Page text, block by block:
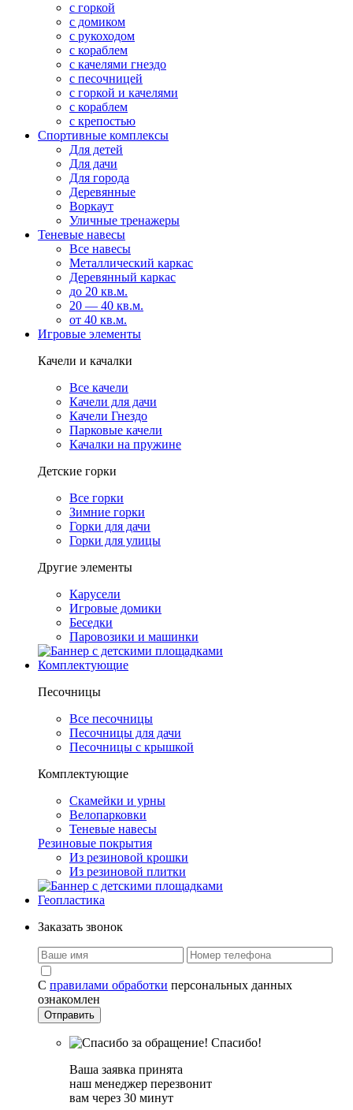
с горкой
с домиком
с рукоходом
с кораблем
с качелями гнездо
с песочницей
с горкой и качелями
с кораблем
с крепостью
Спортивные комплексы
Для детей
Для дачи
Для города
Деревянные
Воркаут
Уличные тренажеры
Теневые навесы
Все навесы
Металлический каркас
Деревянный каркас
до 20 кв.м.
20 — 40 кв.м.
от 40 кв.м.
Игровые элементы
Качели и качалки
Все качели
Качели для дачи
Качели Гнездо
Парковые качели
Качалки на пружине
Детские горки
Все горки
Зимние горки
Горки для дачи
Горки для улицы
Другие элементы
Карусели
Игровые домики
Беседки
Паровозики и машинки
Комплектующие
Песочницы
Все песочницы
Песочницы для дачи
Песочницы с крышкой
Комплектующие
Скамейки и урны
Велопарковки
Теневые навесы
Резиновые покрытия
Из резиновой крошки
Из резиновой плитки
Геопластика
Заказать звонок
С правилами обработки персональных данных
ознакомлен
Спасибо!
Ваша заявка принята
наш менеджер перезвонит
вам через 30 минут